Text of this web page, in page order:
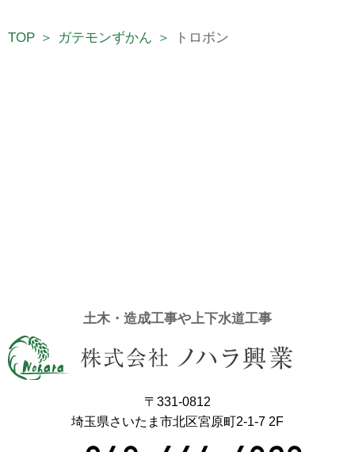
TOP ガテモンずかん トロボン
土木・造成工事や上下水道工事
〒331-0812
埼玉県さいたま市北区宮原町2-1-7 2F